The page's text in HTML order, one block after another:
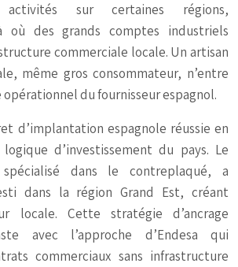
sur certaines régions,
où des grands comptes industriels
commerciale locale. Un artisan
même gros consommateur, n’entre
opérationnel du fournisseur espagnol.
d’implantation espagnole réussie en
d’investissement du pays. Le
spécialisé dans le contreplaqué, a
dans la région Grand Est, créant
locale. Cette stratégie d’ancrage
avec l’approche d’Endesa qui
commerciaux sans infrastructure